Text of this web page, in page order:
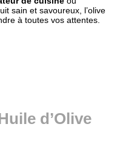
sain et savoureux, l’olive
à toutes vos attentes.
d’Olive